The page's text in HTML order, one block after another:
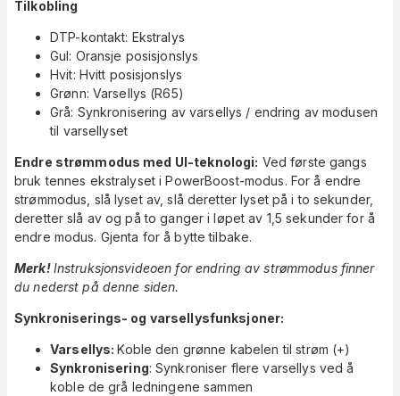
Tilkobling
DTP-kontakt: Ekstralys
Gul: Oransje posisjonslys
Hvit: Hvitt posisjonslys
Grønn: Varsellys (R65)
Grå: Synkronisering av varsellys / endring av modusen
til varsellyset
Endre strømmodus med UI-teknologi: Ved første gangs
bruk tennes ekstralyset i PowerBoost-modus. For å endre
strømmodus, slå lyset av, slå deretter lyset på i to sekunder,
deretter slå av og på to ganger i løpet av 1,5 sekunder for å
endre modus. Gjenta for å bytte tilbake.
Merk!Instruksjonsvideoen for endring av strømmodus finner
du nederst på denne siden.
Synkroniserings- og varsellysfunksjoner:
Varsellys:Koble den grønne kabelen til strøm (+)
Synkronisering: Synkroniser flere varsellys ved å
koble de grå ledningene sammen